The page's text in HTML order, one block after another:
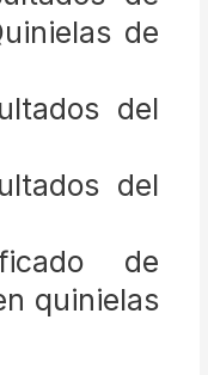
de
del
del
de
quinielas